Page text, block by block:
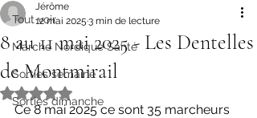
Tout voir
Marche Nordique Santé
Sorties semaine
Sorties dimanche
8 au 11 mai 2025 - Les Dentelles
de Montmirail
Jérôme
12 mai 2025 3 min de lecture
Noté NaN étoiles sur 5.
Ce 8 mai 2025 ce sont 35 marcheurs